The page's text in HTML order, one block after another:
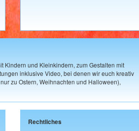
Kindern und Kleinkindern, zum Gestalten mit
inklusive Video, bei denen wir euch kreativ
zu Ostern, Weihnachten und Halloween),
Rechtliches